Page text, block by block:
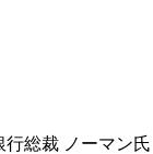
総裁 ノーマン氏